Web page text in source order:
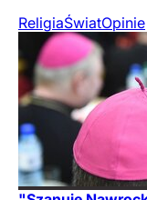
ReligiaŚwiatOpinie